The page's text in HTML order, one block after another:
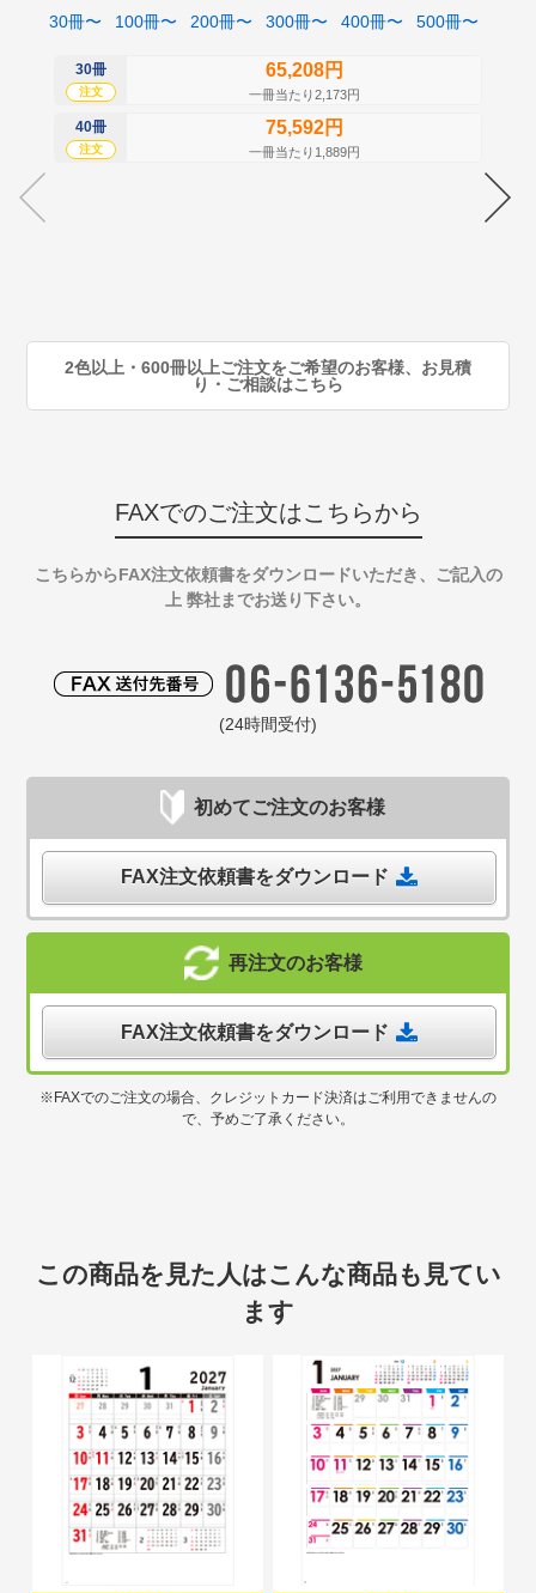
30冊〜 100冊〜 200冊〜 300冊〜 400冊〜 500冊〜
30冊
注文
65,208円
一冊当たり2,173円
40冊
注文
75,592円
一冊当たり1,889円
2色以上・600冊以上ご注文をご希望のお客様、お見積
り・ご相談はこちら
FAXでのご注文はこちらから
こちらからFAX注文依頼書をダウンロードいただき、ご記入の
上 弊社までお送り下さい。
(24時間受付)
初めてご注文のお客様
FAX注文依頼書をダウンロード
再注文のお客様
FAX注文依頼書をダウンロード
※FAXでのご注文の場合、クレジットカード決済はご利用できませんの
で、予めご了承ください。
この商品を見た人はこんな商品も見てい
ます